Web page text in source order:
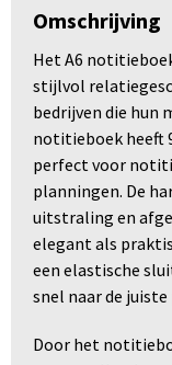
Omschrijving
Het A6
stijlvol
bedrijven die hun
notitieboek heeft
perfect voor
planningen. De
uitstraling en
elegant als
een elastische
snel naar de
Door het